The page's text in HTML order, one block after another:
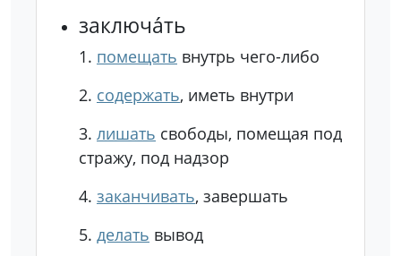
заключа́ть
1. помещать внутрь чего-либо
2. содержать, иметь внутри
3. лишать свободы, помещая под
стражу, под надзор
4. заканчивать, завершать
5. делать вывод